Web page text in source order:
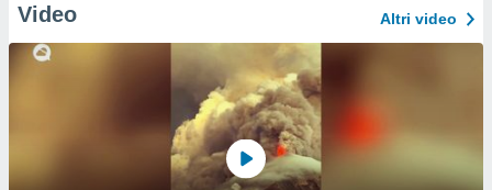
Video Altri video